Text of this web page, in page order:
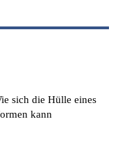
sich die Hülle eines
kann